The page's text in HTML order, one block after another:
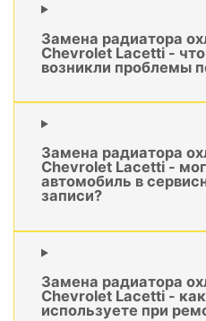
Замена радиатора
Chevrolet Lacetti -
возникли проблемы
Замена радиатора
Chevrolet Lacetti -
автомобиль в
записи?
Замена радиатора
Chevrolet Lacetti -
используете при